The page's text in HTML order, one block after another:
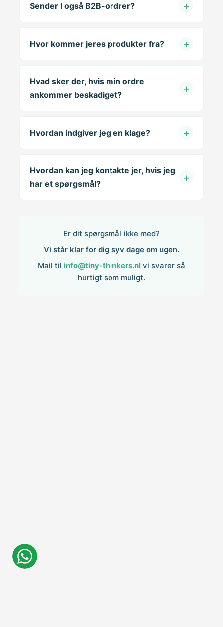
Sender I også B2B-ordrer?
Hvor kommer jeres produkter fra?
Hvad sker der, hvis min ordre
ankommer beskadiget?
Hvordan indgiver jeg en klage?
Hvordan kan jeg kontakte jer, hvis jeg
har et spørgsmål?
Er dit spørgsmål ikke med?
Vi står klar for dig syv dage om ugen.
Mail til info@tiny-thinkers.nlvi svarer så
hurtigt som muligt.